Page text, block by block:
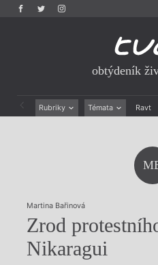
obtýdeník
Rubriky Témata Ravt
Martina Bařinová
Zrod
Nikaragui